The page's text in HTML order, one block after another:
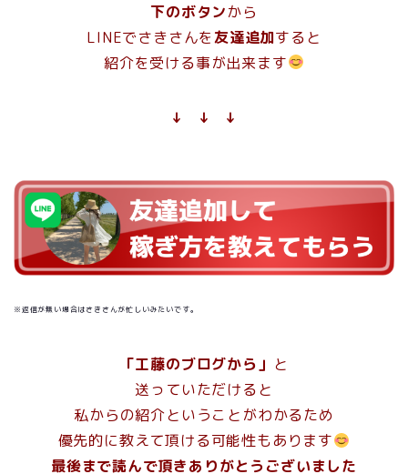
下のボタンから
LINEでさきさんを友達追加すると
紹介を受ける事が出来ます
↓ ↓ ↓
※返信が無い場合はさきさんが忙しいみたいです。
「工藤のブログから」 と
送っていただけると
私からの紹介ということがわかるため
優先的に教えて頂ける可能性もあります
最後まで読んで頂きありがとうございました